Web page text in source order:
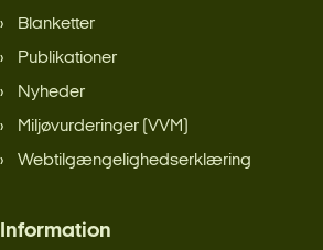
Blanketter
Publikationer
Nyheder
Miljøvurderinger (VVM)
Webtilgængelighedserklæring
Information